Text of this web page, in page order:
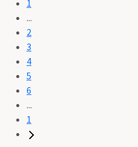
1
...
2
3
4
5
6
...
1